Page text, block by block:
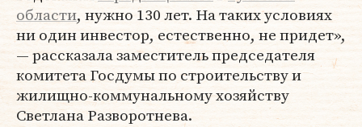
области, нужно 130 лет. На таких условиях
ни один инвестор, естественно, не придет»,
— рассказала заместитель председателя
комитета Госдумы по строительству и
жилищно-коммунальному хозяйству
Светлана Разворотнева.